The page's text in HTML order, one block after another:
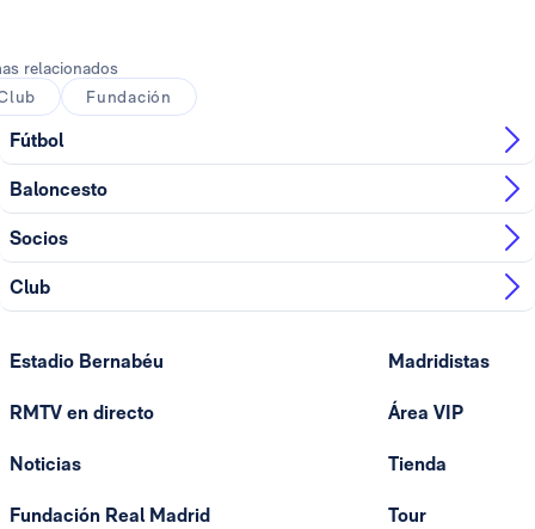
relacionados
Fundación
Fútbol
Baloncesto
Socios
Club
Estadio Bernabéu
RMTV en directo
Noticias
Fundación Real Madrid
Madridistas
Área VIP
Tienda
Tour